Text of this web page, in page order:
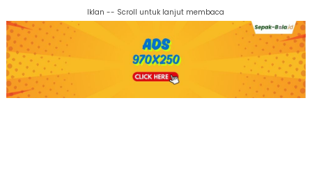
Iklan -- Scroll untuk lanjut membaca